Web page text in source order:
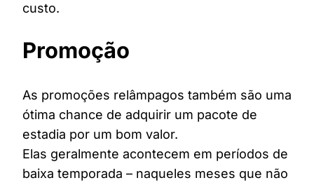
custo.
Promoção
As promoções relâmpagos também são uma
ótima chance de adquirir um pacote de
estadia por um bom valor.
Elas geralmente acontecem em períodos de
baixa temporada – naqueles meses que não